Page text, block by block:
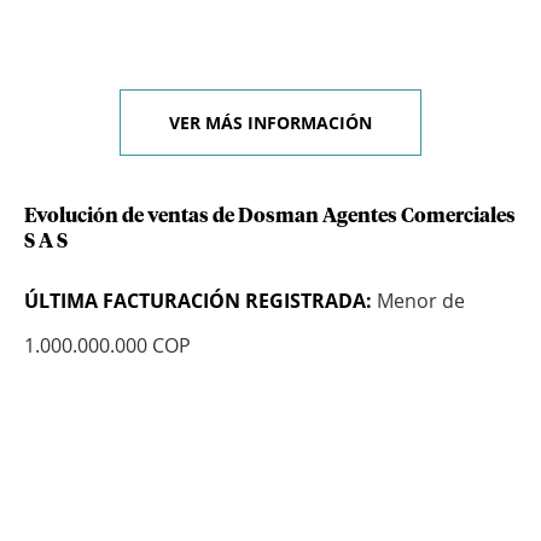
VER MÁS INFORMACIÓN
Evolución de ventas de Dosman Agentes Comerciales
S A S
ÚLTIMA FACTURACIÓN REGISTRADA: Menor de
1.000.000.000 COP